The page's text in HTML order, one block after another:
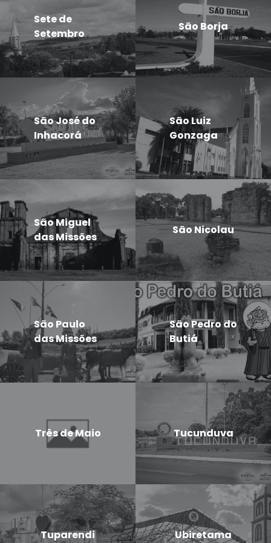
Sete de
Setembro
São Borja
São José do
Inhacorá
São Luiz
Gonzaga
São Miguel
das Missões
São Nicolau
São Paulo
das Missões
São Pedro do
Butiá
Três de Maio Tucunduva
Tuparendi Ubiretama